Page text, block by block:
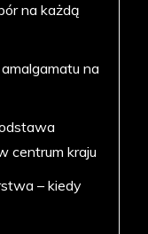
na każdą
na
centrum kraju
– kiedy